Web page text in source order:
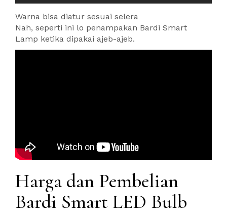
Warna bisa diatur sesuai selera
Nah, seperti ini lo penampakan Bardi Smart
Lamp ketika dipakai ajeb-ajeb.
Harga dan Pembelian
Bardi Smart LED Bulb